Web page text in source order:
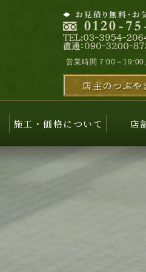
営業時間 7:00～19:00
店主のつぶや
施工・価格について 店